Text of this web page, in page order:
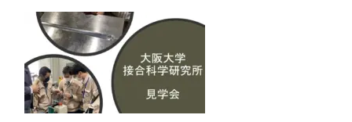
管路防災研究所 Pipeline Resilience Lab.
企業情報 Company